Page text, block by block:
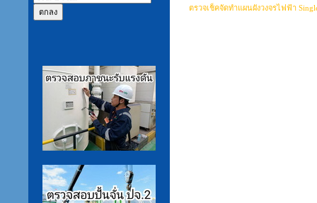
ตรวจเช็คจัดทำแผนผังวงจรไฟฟ้า